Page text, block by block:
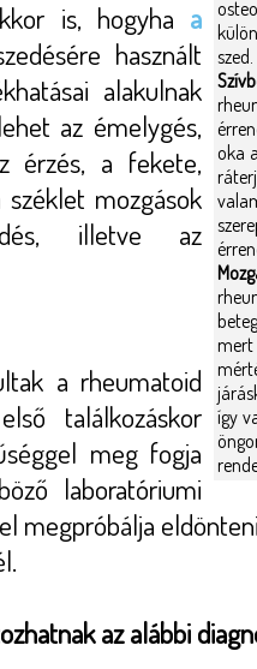
szed.
oka
így
is, hogyha a
használt
alakulnak
az émelygés,
érzés, a fekete,
mozgások
illetve az
a rheumatoid
találkozáskor
meg fogja
laboratóriumi
megpróbálja
az alábbi